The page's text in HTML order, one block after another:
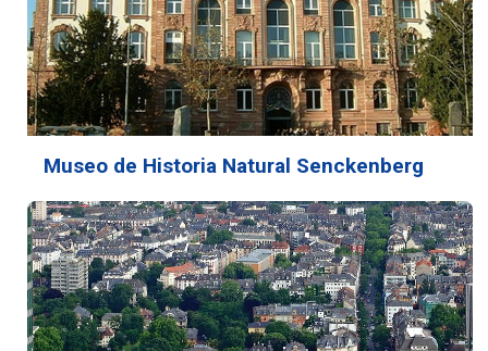
Museo de Historia Natural Senckenberg